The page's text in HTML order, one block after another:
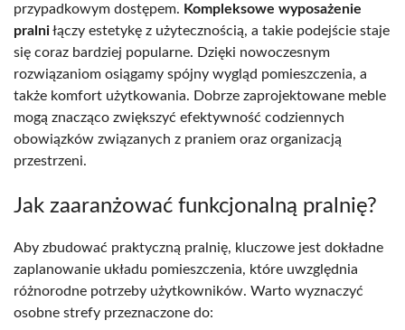
przypadkowym dostępem. Kompleksowe wyposażenie
pralniłączy estetykę z użytecznością, a takie podejście staje
się coraz bardziej popularne. Dzięki nowoczesnym
rozwiązaniom osiągamy spójny wygląd pomieszczenia, a
także komfort użytkowania. Dobrze zaprojektowane meble
mogą znacząco zwiększyć efektywność codziennych
obowiązków związanych z praniem oraz organizacją
przestrzeni.
Jak zaaranżować funkcjonalną pralnię?
Aby zbudować praktyczną pralnię, kluczowe jest dokładne
zaplanowanie układu pomieszczenia, które uwzględnia
różnorodne potrzeby użytkowników. Warto wyznaczyć
osobne strefy przeznaczone do: